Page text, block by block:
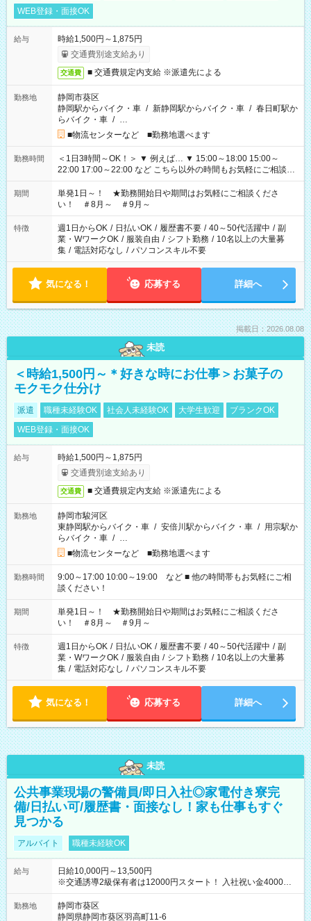
WEB登録・面接OK
給与
時給1,500円～1,875円
交通費別途支給あり
交通費 ■ 交通費規定内支給 ※派遣先による
勤務地
静岡市葵区
静岡駅からバイク・車 / 新静岡駅からバイク・車 / 春日町駅か
らバイク・車 / …
■物流センターなど ■勤務地選べます
勤務時間
＜1日3時間～OK！＞ ▼ 例えば… ▼ 15:00～18:00 15:00～
22:00 17:00～22:00 など こちら以外の時間もお気軽にご相談く
ださい！
期間
単発1日～！ ★勤務開始日や期間はお気軽にご相談くださ
い！ ＃8月～ ＃9月～
特徴 週1日からOK / 日払いOK / 履歴書不要 / 40～50代活躍中 / 副
業・WワークOK / 服装自由 / シフト勤務 / 10名以上の大量募
集 / 電話対応なし / パソコンスキル不要
気になる！ 応募する 詳細へ
掲載日：2026.08.08
未読
＜時給1,500円～＊好きな時にお仕事＞お菓子の
モクモク仕分け
派遣 職種未経験OK 社会人未経験OK 大学生歓迎
ブランクOK
WEB登録・面接OK
給与
時給1,500円～1,875円
交通費別途支給あり
交通費 ■ 交通費規定内支給 ※派遣先による
勤務地
静岡市駿河区
東静岡駅からバイク・車 / 安倍川駅からバイク・車 / 用宗駅か
らバイク・車 / …
■物流センターなど ■勤務地選べます
勤務時間
9:00～17:00 10:00～19:00 など ■ 他の時間帯もお気軽にご相
談ください！
期間
単発1日～！ ★勤務開始日や期間はお気軽にご相談くださ
い！ ＃8月～ ＃9月～
特徴 週1日からOK / 日払いOK / 履歴書不要 / 40～50代活躍中 / 副
業・WワークOK / 服装自由 / シフト勤務 / 10名以上の大量募
集 / 電話対応なし / パソコンスキル不要
気になる！ 応募する 詳細へ
未読
公共事業現場の警備員/即日入社◎家電付き寮完
備/日払い可/履歴書・面接なし！家も仕事もすぐ
見つかる
アルバイト 職種未経験OK
給与
日給10,000円～13,500円
※交通誘導2級保有者は12000円スタート！ 入社祝い金4000円
【試用期間】試用期間なし
勤務地
静岡市葵区
静岡県静岡市葵区羽高町11-6